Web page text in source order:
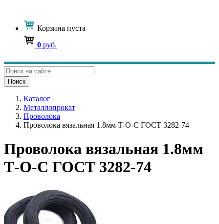
Корзина пуста
0 руб.
Поиск
Каталог
Металлопрокат
Проволока
Проволока вязальная 1.8мм Т-О-С ГОСТ 3282-74
Проволока вязальная 1.8мм
Т-О-С ГОСТ 3282-74